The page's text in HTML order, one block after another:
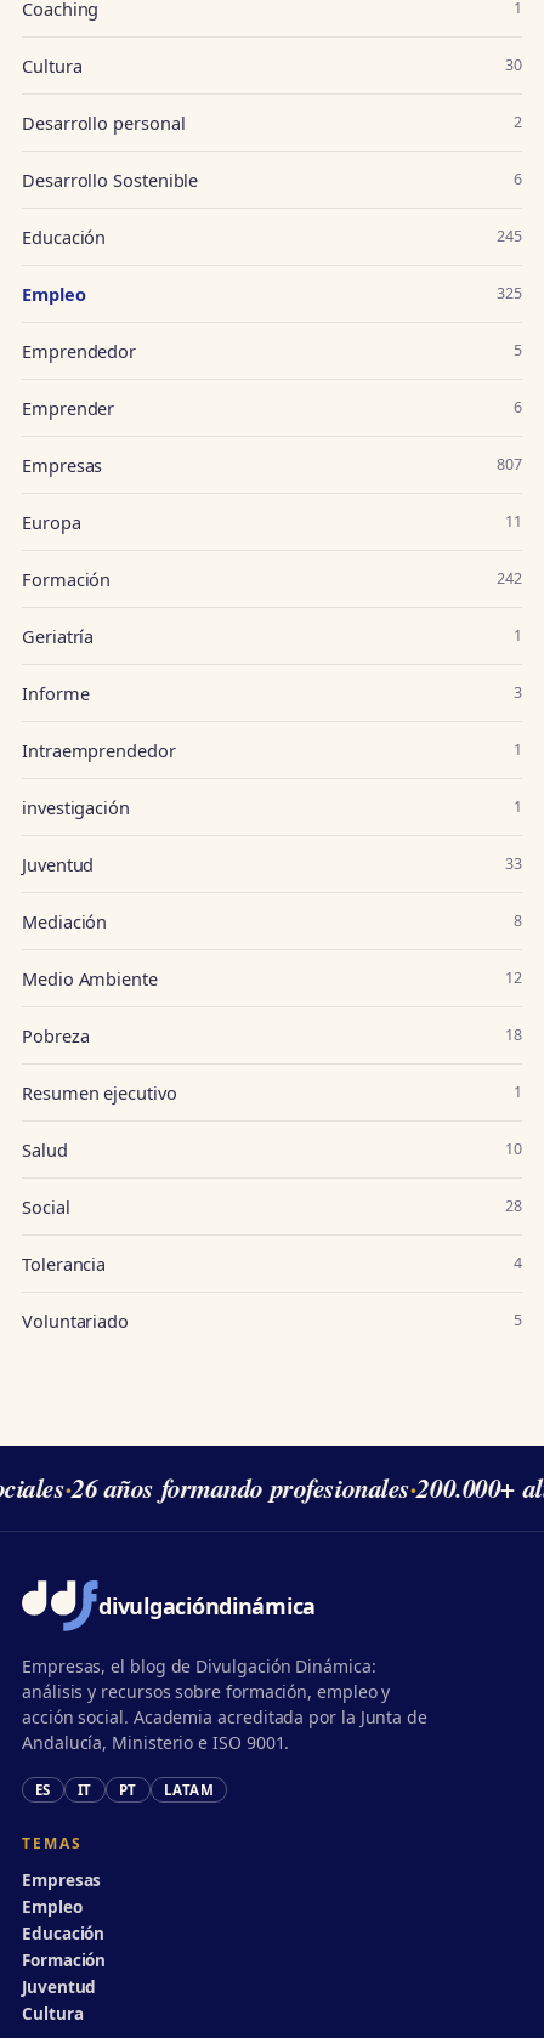
Coaching 1
Cultura 30
Desarrollo personal 2
Desarrollo Sostenible 6
Educación 245
Empleo 325
Emprendedor 5
Emprender 6
Empresas 807
Europa 11
Formación 242
Geriatría 1
Informe 3
Intraemprendedor 1
investigación 1
Juventud 33
Mediación 8
Medio Ambiente 12
Pobreza 18
Resumen ejecutivo 1
Salud 10
Social 28
Tolerancia 4
Voluntariado 5
·26 años formando profesionales·200.000+
divulgacióndinámica
Empresas, el blog de Divulgación Dinámica:
análisis y recursos sobre formación, empleo y
acción social. Academia acreditada por la Junta de
Andalucía, Ministerio e ISO 9001.
ES IT PT LATAM
TEMAS
Empresas
Empleo
Educación
Formación
Juventud
Cultura